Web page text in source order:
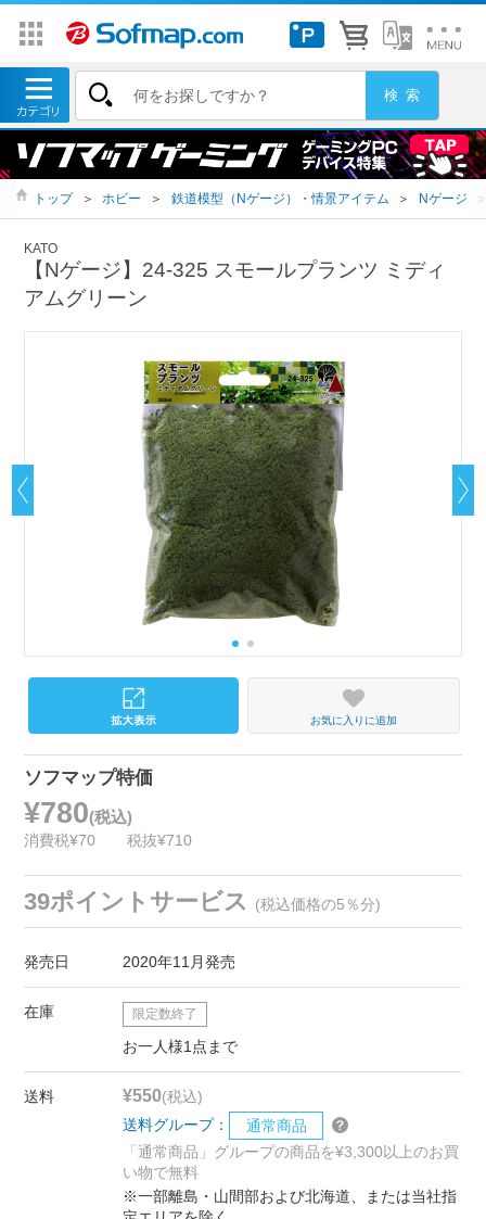
トップ ＞ ホビー ＞ 鉄道模型（Nゲージ）・情景アイテム ＞ Nゲージ
KATO
【Nゲージ】24-325 スモールプランツ ミディ
アムグリーン
お気に入りに追加
ソフマップ特価
¥780(税込)
消費税¥70 税抜¥710
39ポイントサービス (税込価格の5％分)
発売日 2020年11月発売
在庫 限定数終了
お一人様1点まで
送料 ¥550(税込)
送料グループ：
通常商品
「通常商品」グループの商品を¥3,300以上のお買
い物で無料
※一部離島・山間部および北海道、または当社指